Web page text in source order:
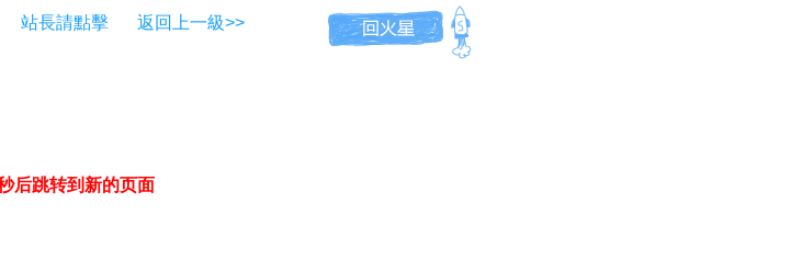
站長請點擊 返回上一級>>